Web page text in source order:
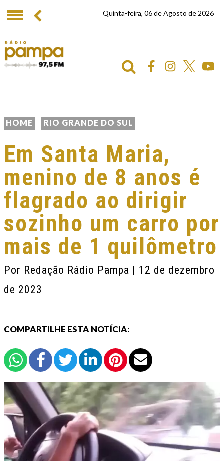
Quinta-feira, 06 de Agosto de 2026
HOME RIO GRANDE DO SUL
Em Santa Maria,
menino de 8 anos é
flagrado ao dirigir
sozinho um carro por
mais de 1 quilômetro
Por Redação Rádio Pampa | 12 de dezembro
de 2023
COMPARTILHE ESTA NOTÍCIA: